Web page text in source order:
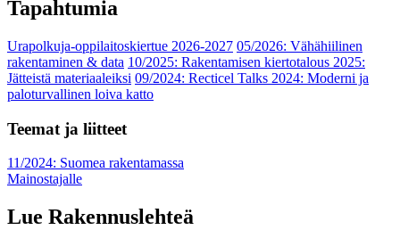
Tapahtumia
Urapolkuja-oppilaitoskiertue 2026-2027 05/2026: Vähähiilinen
rakentaminen & data 10/2025: Rakentamisen kiertotalous 2025:
Jätteistä materiaaleiksi 09/2024: Recticel Talks 2024: Moderni ja
paloturvallinen loiva katto
Teemat ja liitteet
11/2024: Suomea rakentamassa
Mainostajalle
Lue Rakennuslehteä